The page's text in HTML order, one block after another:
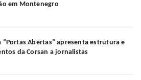
em Montenegro
“Portas Abertas” apresenta estrutura e
da Corsan a jornalistas